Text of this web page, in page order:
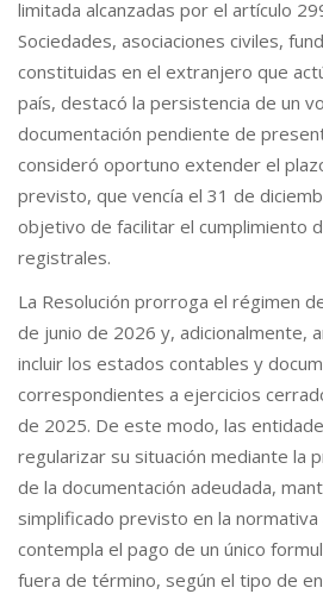
limitada alcanzadas por el artículo
Sociedades, asociaciones civiles,
constituidas en el extranjero que
país, destacó la persistencia de un
documentación pendiente de
consideró oportuno extender el
previsto, que vencía el 31 de
objetivo de facilitar el cumplimiento
registrales.
La Resolución prorroga el régimen
de junio de 2026 y, adicionalmente,
incluir los estados contables y
correspondientes a ejercicios
de 2025. De este modo, las
regularizar su situación mediante la
de la documentación adeudada,
simplificado previsto en la
contempla el pago de un único
fuera de término, según el tipo de